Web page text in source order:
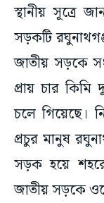
স্থানীয় সূত্রে
সড়কটি
জাতীয় সড়কে
প্রায় চার
চলে গিয়েছে।
প্রচুর মানুষ
সড়ক হয়ে
জাতীয় সড়কে